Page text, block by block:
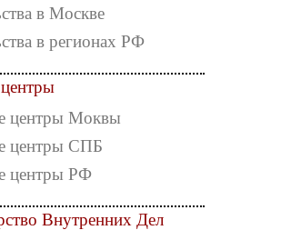
в Москве
в регионах РФ
центры Моквы
центры СПБ
центры РФ
Внутренних Дел